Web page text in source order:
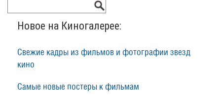
Новое на Киногалерее:
Свежие кадры из фильмов и фотографии звезд
кино
Самые новые постеры к фильмам